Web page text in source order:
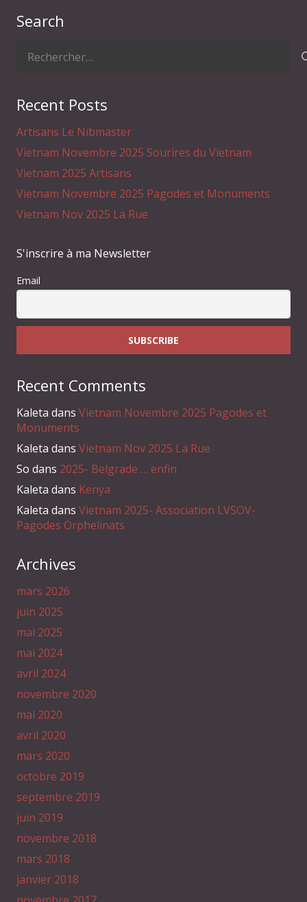
Search
Rechercher :
Recent Posts
Artisans Le Nibmaster
Vietnam Novembre 2025 Sourires du Vietnam
Vietnam 2025 Artisans
Vietnam Novembre 2025 Pagodes et Monuments
Vietnam Nov 2025 La Rue
S'inscrire à ma Newsletter
Email
Recent Comments
Kaleta dans Vietnam Novembre 2025 Pagodes et
Monuments
Kaleta dans Vietnam Nov 2025 La Rue
So dans 2025- Belgrade … enfin
Kaleta dans Kenya
Kaleta dans Vietnam 2025- Association LVSOV-
Pagodes Orphelinats
Archives
mars 2026
juin 2025
mai 2025
mai 2024
avril 2024
novembre 2020
mai 2020
avril 2020
mars 2020
octobre 2019
septembre 2019
juin 2019
novembre 2018
mars 2018
janvier 2018